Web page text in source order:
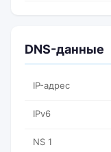
DNS-данные
IP-адрес
IPv6
NS 1